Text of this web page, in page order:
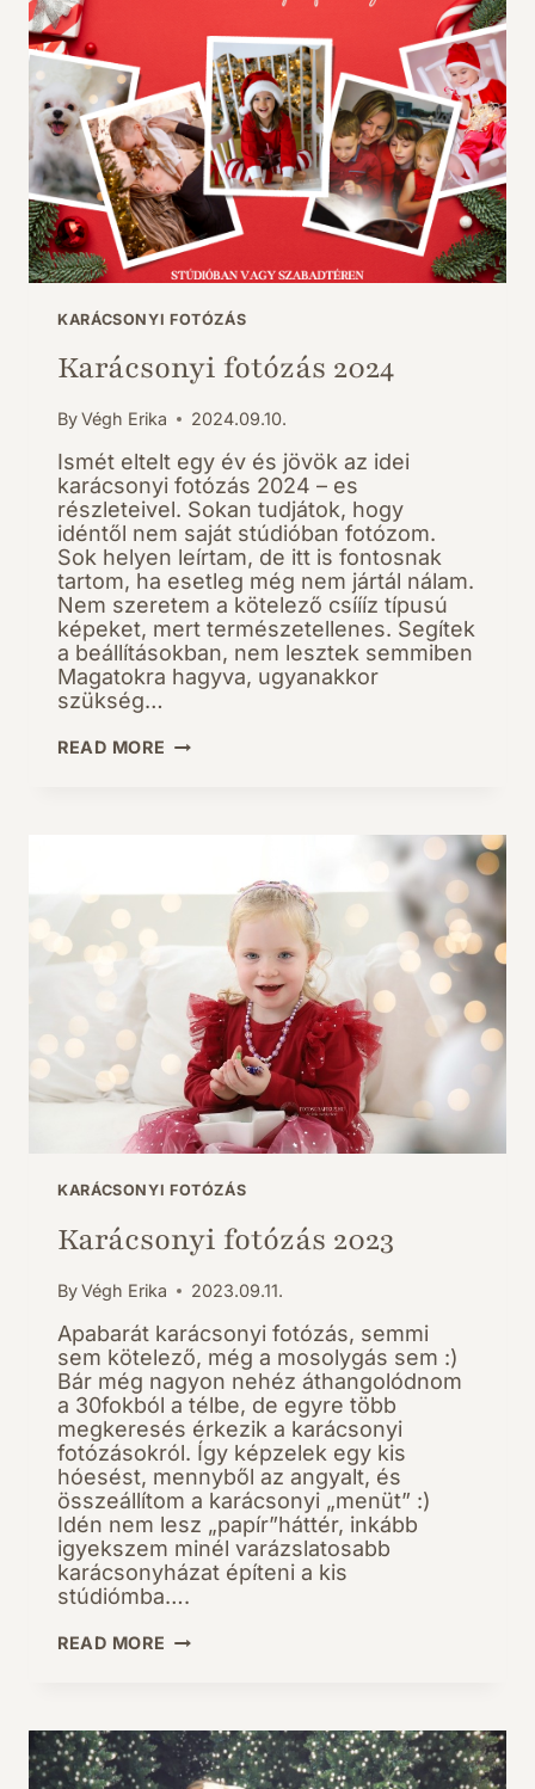
KARÁCSONYI FOTÓZÁS
Karácsonyi fotózás 2024
ByVégh Erika 2024.09.10.
Ismét eltelt egy év és jövök az idei
karácsonyi fotózás 2024 – es
részleteivel. Sokan tudjátok, hogy
idéntől nem saját stúdióban fotózom.
Sok helyen leírtam, de itt is fontosnak
tartom, ha esetleg még nem jártál nálam.
Nem szeretem a kötelező csíííz típusú
képeket, mert természetellenes. Segítek
a beállításokban, nem lesztek semmiben
Magatokra hagyva, ugyanakkor
szükség…
READ MORE KARÁCSONYI
KARÁCSONYI FOTÓZÁS
Karácsonyi fotózás 2023
ByVégh Erika 2023.09.11.
Apabarát karácsonyi fotózás, semmi
sem kötelező, még a mosolygás sem :)
Bár még nagyon nehéz áthangolódnom
a 30fokból a télbe, de egyre több
megkeresés érkezik a karácsonyi
fotózásokról. Így képzelek egy kis
hóesést, mennyből az angyalt, és
összeállítom a karácsonyi „menüt” :)
Idén nem lesz „papír”háttér, inkább
igyekszem minél varázslatosabb
karácsonyházat építeni a kis
stúdiómba….
READ MORE KARÁCSONYI